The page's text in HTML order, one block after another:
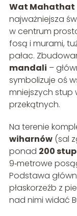
Wat Mahathat
najważniejsza
w centrum
fosą i murami,
pałac.
mandali –
symbolizuje oś
mniejszych stup
przekątnych.
Na terenie
wiharnów(sal
ponad 200 stup
9‑metrowe
Podstawa
płaskorzeźb z
nad nimi widać